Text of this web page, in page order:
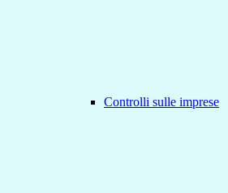
Controlli sulle imprese